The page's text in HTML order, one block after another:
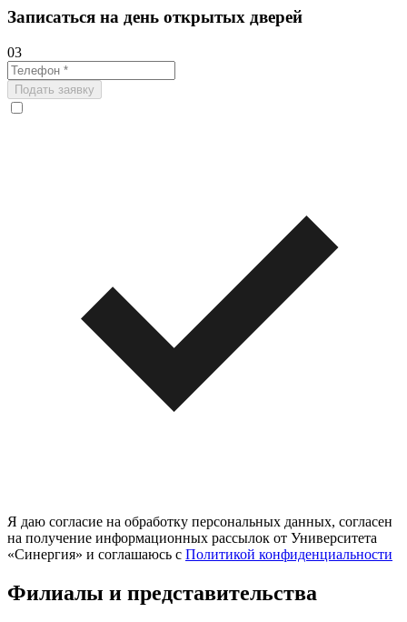
Записаться на день открытых дверей
03
Подать заявку
Я даю согласие на обработку персональных данных, согласен
на получение информационных рассылок от Университета
«Синергия» и соглашаюсь c Политикой конфиденциальности
Филиалы и представи­тельства